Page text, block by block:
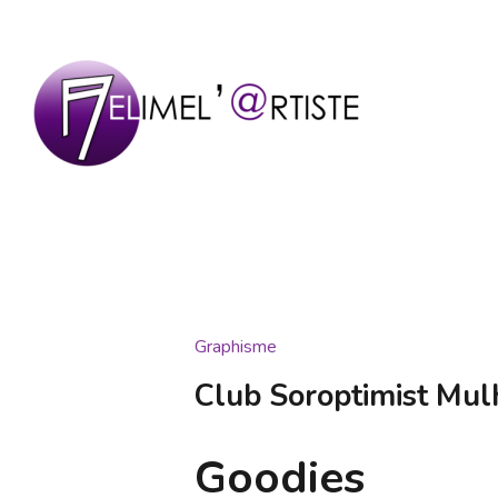
contenu
(Pressez
Entrée)
Graphisme
Club Soroptimist
Goodies